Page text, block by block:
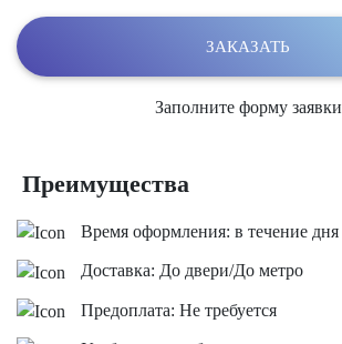
ЗАКАЗАТЬ
Заполните форму заявки
Преимущества
Время оформления: в течение дня
Доставка: До двери/До метро
Предоплата: Не требуется